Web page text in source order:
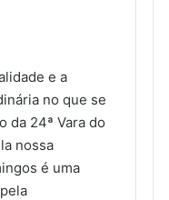
e a
no que se
da 24ª Vara do
nossa
é uma